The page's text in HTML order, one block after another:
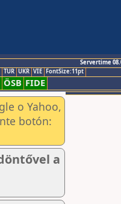
Servertime
TUR UKR VIE FontSize:11pt
ÖSB FIDE
o Yahoo,
botón:
a